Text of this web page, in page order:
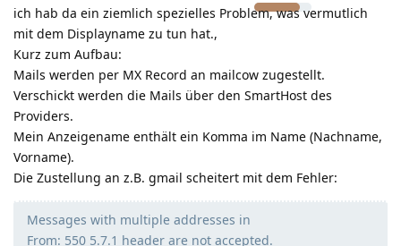
ich hab da ein ziemlich spezielles Problem, was vermutlich
mit dem Displayname zu tun hat.,
Kurz zum Aufbau:
Mails werden per MX Record an mailcow zugestellt.
Verschickt werden die Mails über den SmartHost des
Providers.
Mein Anzeigename enthält ein Komma im Name (Nachname,
Vorname).
Die Zustellung an z.B. gmail scheitert mit dem Fehler:
Messages with multiple addresses in
From: 550 5.7.1 header are not accepted.